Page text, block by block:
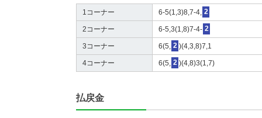
1コーナー 6-5(1,3)8,7-4, 2
2コーナー 6-5,3(1,8)7-4- 2
3コーナー 6(5, 2 )(4,3,8)7,1
4コーナー 6(5, 2 )(4,8)3(1,7)
払戻金